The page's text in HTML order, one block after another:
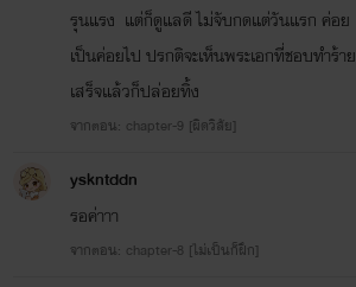
รุนแรง แต่ก็ดูแลดี ไม่จับกดแต่วันแรก ค่อย
เป็นค่อยไป ปรกติจะเห็นพระเอกที่ชอบทำร้าย
เสร็จแล้วก็ปล่อยทิ้ง
จากตอน: chapter-9 [ผิดวิสัย]
yskntddn
รอค่าาา
จากตอน: chapter-8 [ไม่เป็นก็ฝึก]